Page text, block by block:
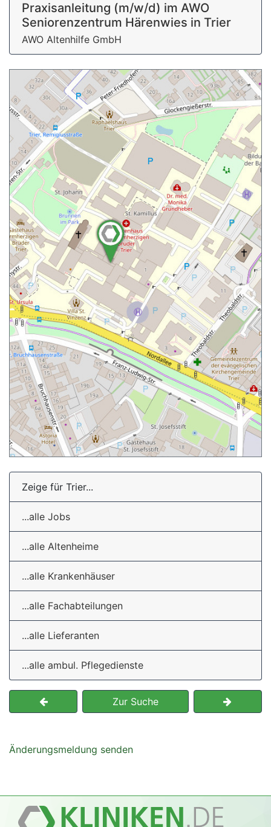
Praxisanleitung (m/w/d) im AWO
Seniorenzentrum Härenwies in Trier
AWO Altenhilfe GmbH
Zeige für Trier...
...alle Jobs
...alle Altenheime
...alle Krankenhäuser
...alle Fachabteilungen
...alle Lieferanten
...alle ambul. Pflegedienste
Zur Suche
Änderungsmeldung senden